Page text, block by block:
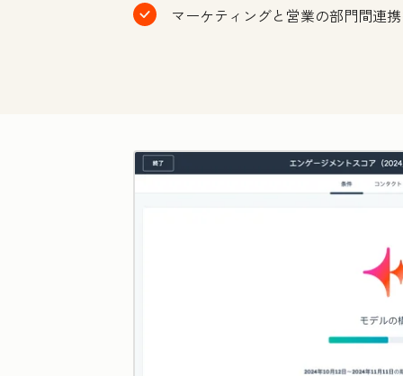
マーケティングと営業の部門間連